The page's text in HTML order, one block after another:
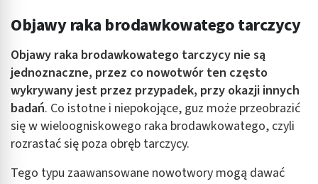
Objawy raka brodawkowatego tarczycy
Objawy raka brodawkowatego tarczycy nie są
jednoznaczne, przez co nowotwór ten często
wykrywany jest przez przypadek, przy okazji innych
badań. Co istotne i niepokojące, guz może przeobrazić
się w wieloogniskowego raka brodawkowatego, czyli
rozrastać się poza obręb tarczycy.
Tego typu zaawansowane nowotwory mogą dawać